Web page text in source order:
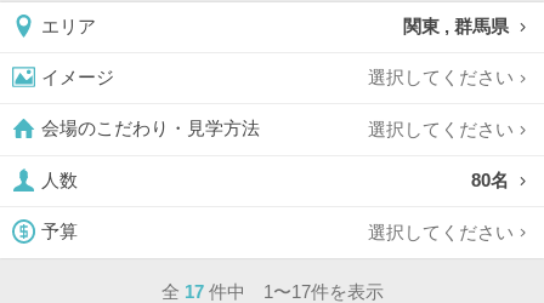
エリア 関東 , 群馬県
イメージ 選択してください
会場のこだわり・見学方法 選択してください
人数 80名
予算 選択してください
全 17 件中 1〜17件を表示